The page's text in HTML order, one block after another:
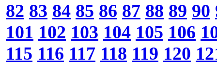
82 83 84 85 86 87 88 89 90
101 102 103 104 105 106
115 116 117 118 119 120